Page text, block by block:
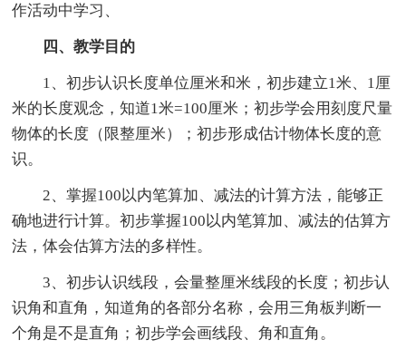
作活动中学习、
四、教学目的
1、初步认识长度单位厘米和米，初步建立1米、1厘
米的长度观念，知道1米=100厘米；初步学会用刻度尺量
物体的长度（限整厘米）；初步形成估计物体长度的意
识。
2、掌握100以内笔算加、减法的计算方法，能够正
确地进行计算。初步掌握100以内笔算加、减法的估算方
法，体会估算方法的多样性。
3、初步认识线段，会量整厘米线段的长度；初步认
识角和直角，知道角的各部分名称，会用三角板判断一
个角是不是直角；初步学会画线段、角和直角。